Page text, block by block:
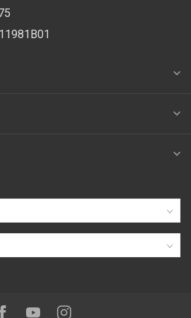
ons op:
Facebook
YoutubeInstagram